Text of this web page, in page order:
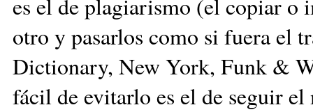
otro y pasarlos como si fuera el
Dictionary, New York, Funk &
fácil de evitarlo es el de seguir